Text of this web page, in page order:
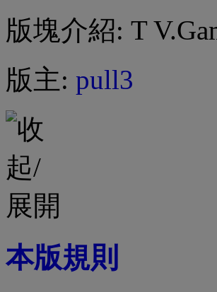
版塊介紹: T
版主: pull3
本版規則